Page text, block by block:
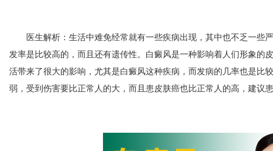
医生解析：生活中难免经常就有一些疾病出现，其中也不乏一些
发率是比较高的，而且还有遗传性。白癜风是一种影响着人们形象的
活带来了很大的影响，尤其是白癜风这种疾病，而发病的几率也是比
弱，受到伤害要比正常人的大，而且患皮肤癌也比正常人的高，建议